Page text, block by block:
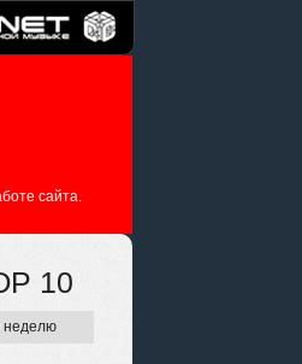
сайта.
10
неделю